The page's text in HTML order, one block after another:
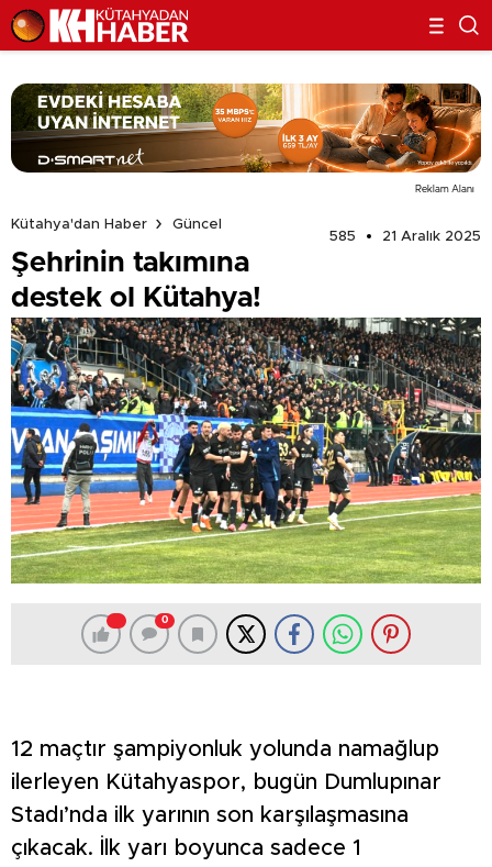
Reklam Alanı
Kütahya'dan Haber
Güncel
585
21 Aralık 2025
Şehrinin takımına
destek ol Kütahya!
0
12 maçtır şampiyonluk yolunda namağlup
ilerleyen Kütahyaspor, bugün Dumlupınar
Stadı’nda ilk yarının son karşılaşmasına
çıkacak. İlk yarı boyunca sadece 1